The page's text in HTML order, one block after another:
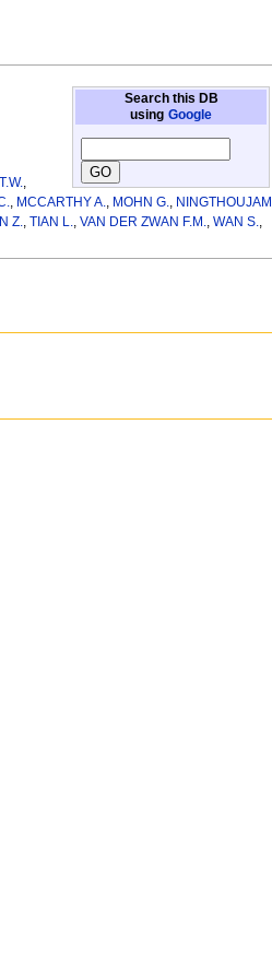
Search this DB
using Google
,
, MCCARTHY A., MOHN G., NINGTHOUJAM
Z., TIAN L., VAN DER ZWAN F.M., WAN S.,